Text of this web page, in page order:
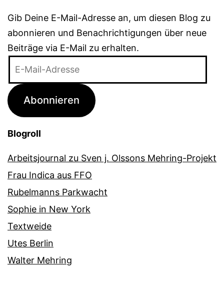
Gib Deine E-Mail-Adresse an, um diesen Blog zu
abonnieren und Benachrichtigungen über neue
Beiträge via E-Mail zu erhalten.
Adresse
Abonnieren
Blogroll
Arbeitsjournal zu Sven j. Olssons Mehring-Projekt
Frau Indica aus FFO
Rubelmanns Parkwacht
Sophie in New York
Textweide
Utes Berlin
Walter Mehring